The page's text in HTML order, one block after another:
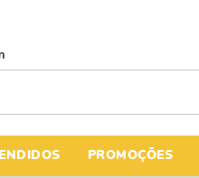
PROMOÇÕES